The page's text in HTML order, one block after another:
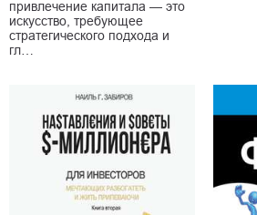
привлечение капитала — это
искусство, требующее
стратегического подхода и
гл…